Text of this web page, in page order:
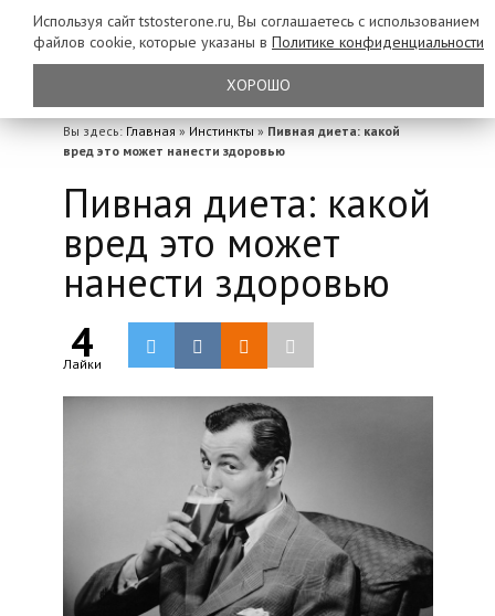
Вы здесь: Главная » Инстинкты » Пивная диета: какой
вред это может нанести здоровью
Пивная диета: какой
вред это может
нанести здоровью
4
Лайки
Используя сайт tstosterone.ru, Вы соглашаетесь с использованием
файлов cookie, которые указаны в Политике конфиденциальности
ХОРОШО